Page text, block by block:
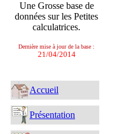
Une Grosse base de
données sur les Petites
calculatrices.
Dernière mise à jour de la base :
21/04/2014
Accueil
Présentation